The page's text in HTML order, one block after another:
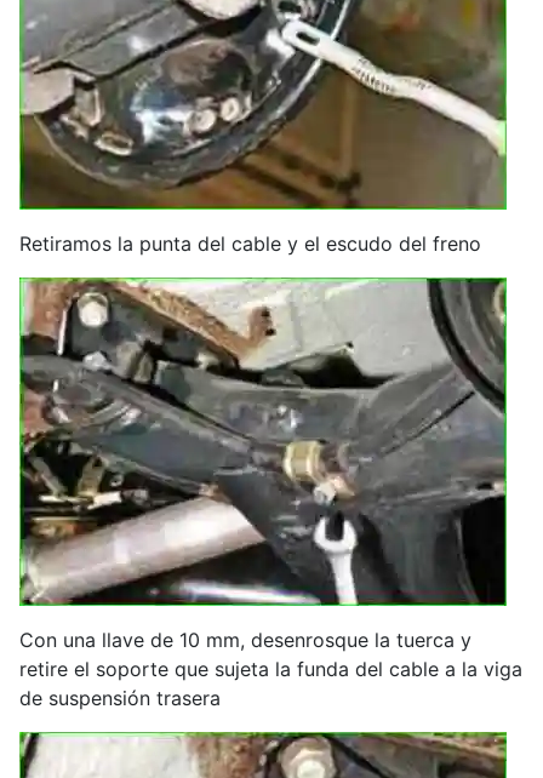
Retiramos la punta del cable y el escudo del freno
Con una llave de 10 mm, desenrosque la tuerca y
retire el soporte que sujeta la funda del cable a la viga
de suspensión trasera